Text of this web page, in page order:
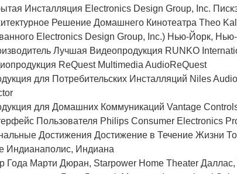
Инсталляция Electronics Design Group, Inc.
Решение Домашнего Кинотеатра Theo
Electronics Design Group, Inc.) Нью-Йорк,
Лучшая Видеопродукция RUNKO
ReQuest Multimedia AudioReQuest
для Потребительских Инсталляций Niles
для Домашних Коммуникаций Vantage
Пользователя Philips Consumer Electronics
Достижения Достижение в Течение Жизни
Индианаполис, Индиана
Года Марти Дюран, Starpower Home Theater Даллас,